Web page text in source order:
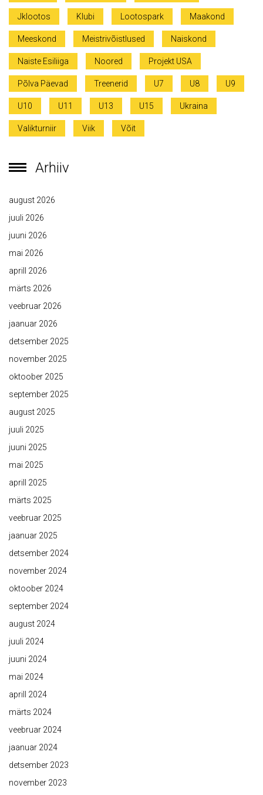
Jklootos Klubi Lootospark Maakond
Meeskond Meistrivõistlused Naiskond
Naiste Esiliiga Noored Projekt USA
Põlva Päevad Treenerid U7 U8 U9
U10 U11 U13 U15 Ukraina
Valikturniir Viik Võit
Arhiiv
august 2026
juuli 2026
juuni 2026
mai 2026
aprill 2026
märts 2026
veebruar 2026
jaanuar 2026
detsember 2025
november 2025
oktoober 2025
september 2025
august 2025
juuli 2025
juuni 2025
mai 2025
aprill 2025
märts 2025
veebruar 2025
jaanuar 2025
detsember 2024
november 2024
oktoober 2024
september 2024
august 2024
juuli 2024
juuni 2024
mai 2024
aprill 2024
märts 2024
veebruar 2024
jaanuar 2024
detsember 2023
november 2023